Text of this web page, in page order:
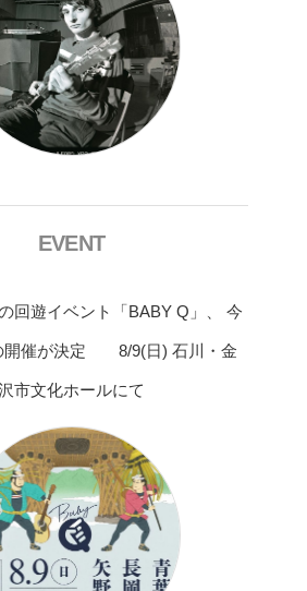
EVENT
回遊イベント「BABY Q」、 今
開催が決定 8/9(日) 石川・金
市文化ホールにて